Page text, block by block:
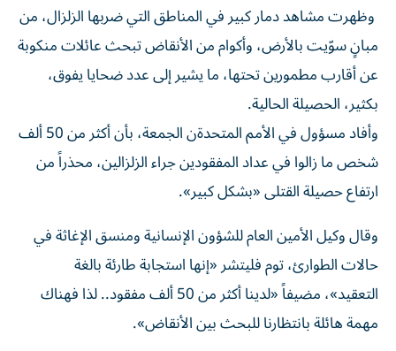
وظهرت مشاهد دمار كبير في المناطق التي ضربها الزلزال، من
مبانٍ سوّيت بالأرض، وأكوام من الأنقاض تبحث عائلات منكوبة
عن أقارب مطمورين تحتها، ما يشير إلى عدد ضحايا يفوق،
بكثير، الحصيلة الحالية.
وأفاد مسؤول في الأمم المتحدةن الجمعة، بأن أكثر من 50 ألف
شخص ما زالوا في عداد المفقودين جراء الزلزالين، محذراً من
ارتفاع حصيلة القتلى «بشكل كبير».
وقال وكيل الأمين العام للشؤون الإنسانية ومنسق الإغاثة في
حالات الطوارئ، توم فليتشر «إنها استجابة طارئة بالغة
التعقيد»، مضيفاً «لدينا أكثر من 50 ألف مفقود.. لذا فهناك
مهمة هائلة بانتظارنا للبحث بين الأنقاض».